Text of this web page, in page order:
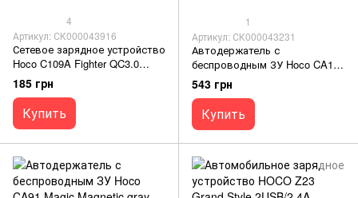
4
Артикул: СК000043916
Сетевое зарядное устройство
Hoco C109A Fighter QC3.0
white
185 грн
Купить
1
Артикул: СК000043231
Автодержатель с
беспроводным ЗУ Hoco CA105
15W black
543 грн
Купить